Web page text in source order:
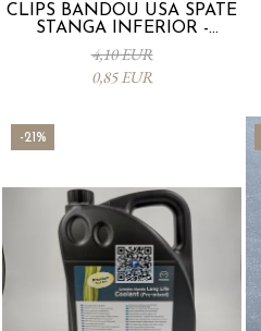
CLIPS BANDOU USA SPATE
STANGA INFERIOR -
KD5351SJ3A
4,10 EUR
0,85 EUR
-21%